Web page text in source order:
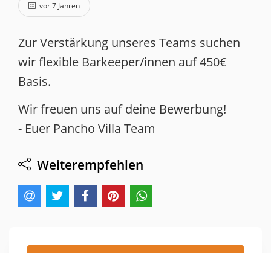
vor 7 Jahren
Zur Verstärkung unseres Teams suchen
wir flexible Barkeeper/innen auf 450€
Basis.
Wir freuen uns auf deine Bewerbung!
- Euer Pancho Villa Team
Weiterempfehlen